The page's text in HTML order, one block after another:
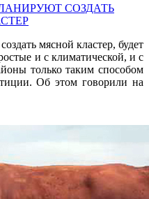
СОЗДАТЬ
мясной кластер, будет
и с климатической, и с
только таким способом
Об этом говорили на